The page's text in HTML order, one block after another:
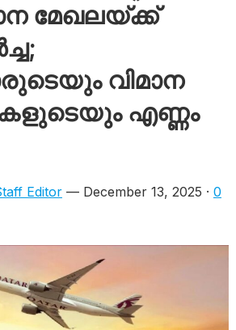
മേഖലയ്ക്ക്
വിമാന
എണ്ണം
Editor— December 13, 2025 · 0